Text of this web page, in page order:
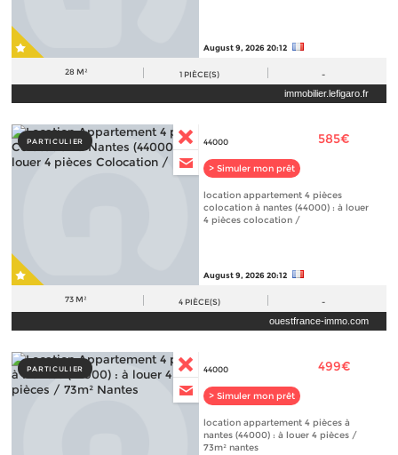
August 9, 2026 20:12
28 M² 1 PIÈCE(S) -
immobilier.lefigaro.fr
PARTICULIER 44000
> Simuler mon prêt
585€
location appartement 4 pièces
colocation à nantes (44000) : à louer
4 pièces colocation /
August 9, 2026 20:12
73 M² 4 PIÈCE(S) -
ouestfrance-immo.com
PARTICULIER 44000
> Simuler mon prêt
499€
location appartement 4 pièces à
nantes (44000) : à louer 4 pièces /
73m² nantes